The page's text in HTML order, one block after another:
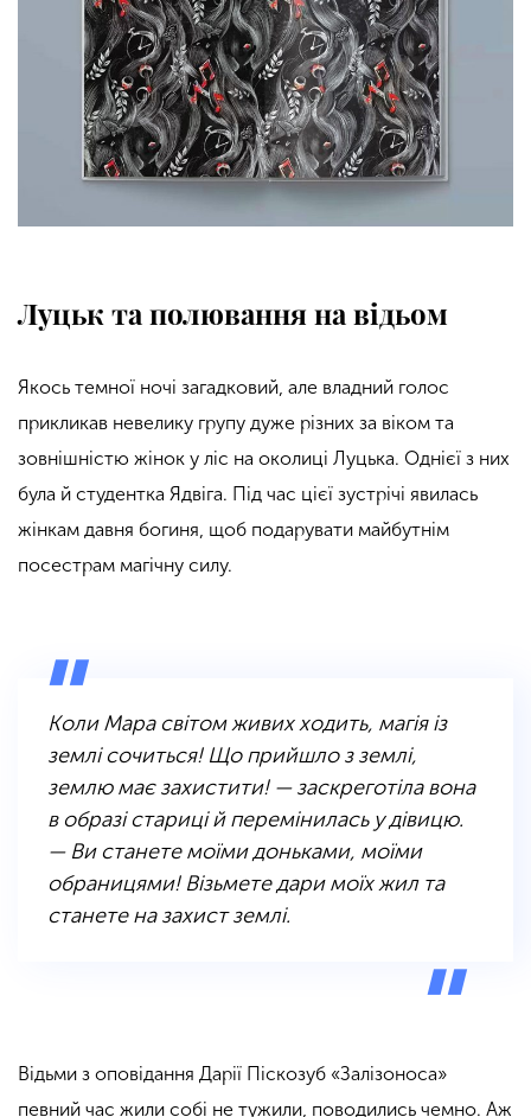
Луцьк та полювання на відьом
Якось темної ночі загадковий, але владний голос
прикликав невелику групу дуже різних за віком та
зовнішністю жінок у ліс на околиці Луцька. Однієї з них
була й студентка Ядвіга. Під час цієї зустрічі явилась
жінкам давня богиня, щоб подарувати майбутнім
посестрам магічну силу.
Коли Мара світом живих ходить, магія із
землі сочиться! Що прийшло з землі,
землю має захистити! — заскреготіла вона
в образі стариці й перемінилась у дівицю.
— Ви станете моїми доньками, моїми
обраницями! Візьмете дари моїх жил та
станете на захист землі.
Відьми з оповідання Дарії Піскозуб «Залізоноса»
певний час жили собі не тужили, поводились чемно. Аж